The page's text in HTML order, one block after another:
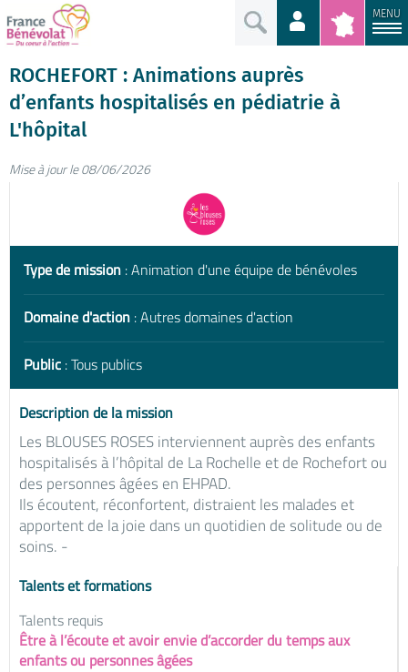
MENU
ROCHEFORT : Animations auprès
d’enfants hospitalisés en pédiatrie à
L'hôpital
Mise à jour le 08/06/2026
Type de mission : Animation d'une équipe de bénévoles
Domaine d'action : Autres domaines d'action
Public : Tous publics
Description de la mission
Les BLOUSES ROSES interviennent auprès des enfants
hospitalisés à l’hôpital de La Rochelle et de Rochefort ou
des personnes âgées en EHPAD.
Ils écoutent, réconfortent, distraient les malades et
apportent de la joie dans un quotidien de solitude ou de
soins. -
Talents et formations
Talents requis
Être à l’écoute et avoir envie d’accorder du temps aux
enfants ou personnes âgées